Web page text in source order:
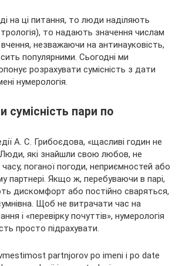
на ці питання, то люди наділяють
то надають значення числам
вчення, незважаючи на антинауковість,
популярними. Сьогодні ми
розрахувати сумісність з дати
нумерологія.
сумісність пари по
А. С. Грибоєдова, «щасливі годин не
Люди, які знайшли свою любов, не
поганої погоди, неприємностей або
партнері. Якщо ж, перебуваючи в парі,
дискомфорт або постійно сваряться,
Щоб не витрачати час на
і «перевірку почуттів», нумерологія
просто підрахувати.